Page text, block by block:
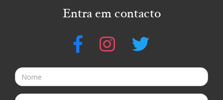
Entra em contacto